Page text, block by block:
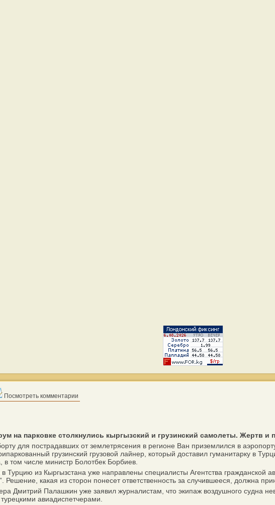
Посмотреть комментарии
на парковке столкнулись кыргызский и грузинский самолеты. Жертв
для пострадавших от землетрясения в регионе Ван приземлился в
грузинский грузовой лайнер, который доставил гуманитарку в
том числе министр Болотбек Борбиев.
Турцию из Кыргызстана уже направлены специалисты Агентства гражданской
Решение, какая из сторон понесет ответственность за случившееся, должна
Дмитрий Палашкин уже заявил журналистам, что экипаж воздушного судна
авиадиспетчерами.